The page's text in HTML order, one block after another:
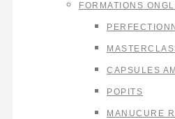
FORMATIONS
CAPSULES
POPITS
MANUCURE